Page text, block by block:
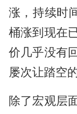
涨，持续时
桶涨到现在
价几乎没有
屡次让踏空
除了宏观层